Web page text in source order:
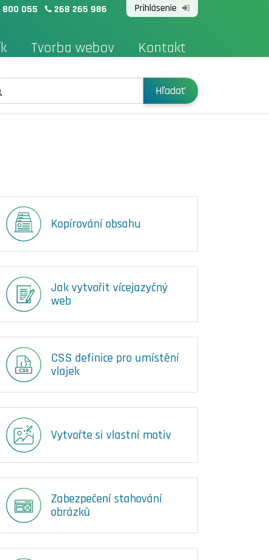
Tvorba webov Kontakt
800 055 268 265 986 Prihlásenie
Hľadať
Kopírování obsahu
Jak vytvořit vícejazyčný
web
CSS definice pro umístění
vlajek
Vytvořte si vlastní motiv
Zabezpečení stahování
obrázků